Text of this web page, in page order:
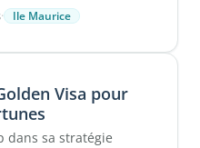
·
Ile Maurice
Visa pour
dans sa stratégie